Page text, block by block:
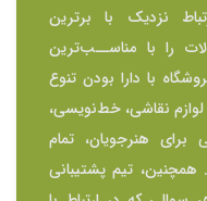
نزدیک با برترین‌
را با مناســب‌ترین
با دارا بودن تنوع
نقاشی، خط‌نویسی،
هنرجویان، تمام
تیم پشتیبانی